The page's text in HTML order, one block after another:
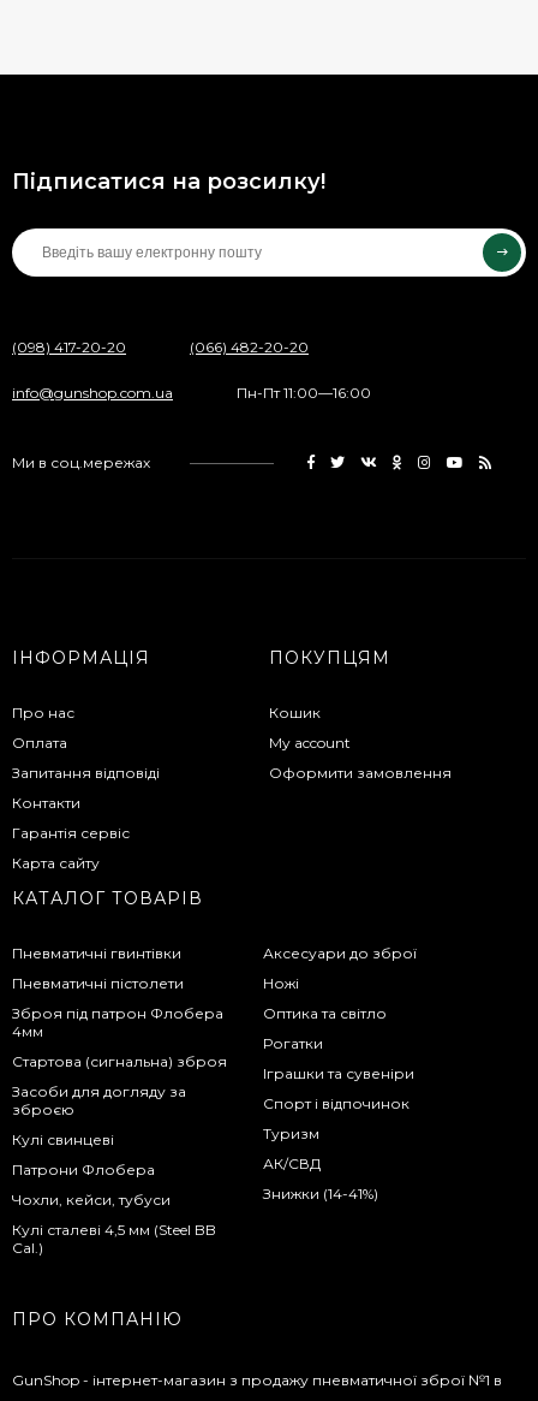
Підписатися на розсилку!
(098) 417-20-20 (066) 482-20-20
info@gunshop.com.ua Пн-Пт 11:00—16:00
Ми в соц.мережах
ІНФОРМАЦІЯ
Про нас
Оплата
Запитання відповіді
Контакти
Гарантія сервіс
Карта сайту
ПОКУПЦЯМ
Кошик
My account
Оформити замовлення
КАТАЛОГ ТОВАРІВ
Пневматичні гвинтівки
Пневматичні пістолети
Зброя під патрон Флобера
4мм
Стартова (сигнальна) зброя
Засоби для догляду за
зброєю
Кулі свинцеві
Патрони Флобера
Чохли, кейси, тубуси
Кулі сталеві 4,5 мм (Steel BB
Cal.)
Аксесуари до зброї
Ножі
Оптика та світло
Рогатки
Іграшки та сувеніри
Спорт і відпочинок
Туризм
АК/СВД
Знижки (14-41%)
ПРО КОМПАНІЮ
GunShop - інтернет-магазин з продажу пневматичної зброї №1 в